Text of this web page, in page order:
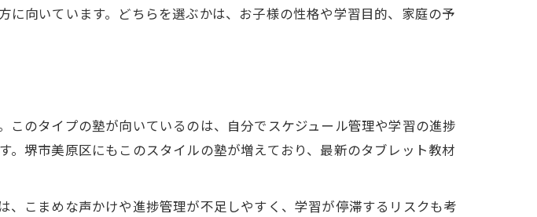
の活用法と工夫
ュラムの質を見抜くコツ
を活用した塾の比較方法
環境のバランス活用術
向いています。どちらを選ぶかは、お子様の性格や学習目的、家庭の予
のタイプの塾が向いているのは、自分でスケジュール管理や学習の進捗
堺市美原区にもこのスタイルの塾が増えており、最新のタブレット教材
こまめな声かけや進捗管理が不足しやすく、学習が停滞するリスクも考